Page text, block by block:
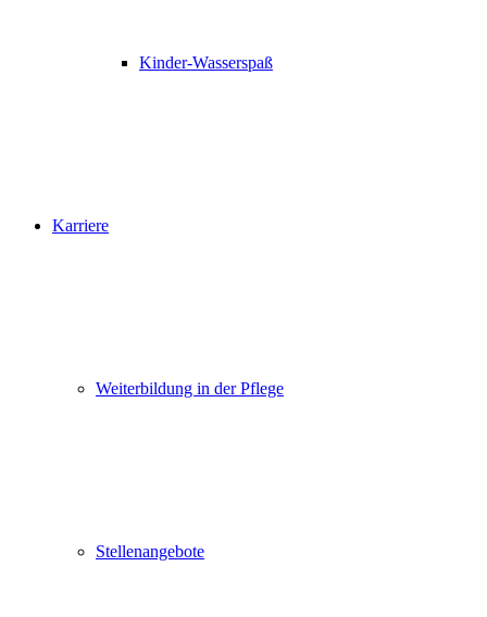
Kinder-Wasserspaß
Karriere
Weiterbildung in der Pflege
Stellenangebote